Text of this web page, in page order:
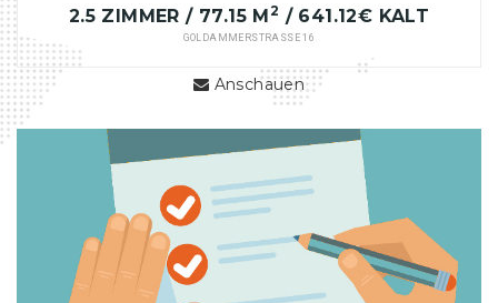
2.5 ZIMMER / 77.15 M2 / 641.12€ KALT
GOLDAMMERSTRASSE 16
Anschauen